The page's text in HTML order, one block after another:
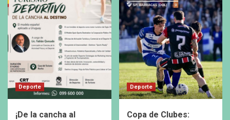
Deporte
¡De la cancha al
Deporte
Copa de Clubes: